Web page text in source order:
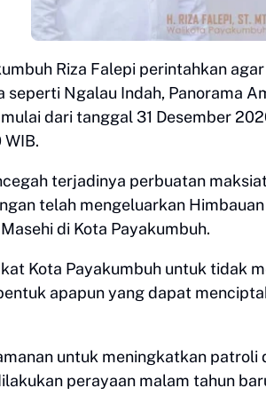
Riza Falepi perintahkan
Ngalau Indah, Panorama
dari tanggal 31 Desember
WIB.
terjadinya perbuatan
telah mengeluarkan
di Kota Payakumbuh.
Kota Payakumbuh untuk tidak
apapun yang dapat
untuk meningkatkan
perayaan malam tahun